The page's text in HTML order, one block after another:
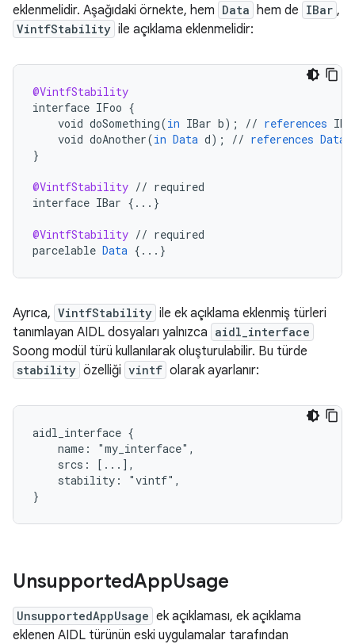
eklenmelidir. Aşağıdaki örnekte, hem Data hem de IBar ,
VintfStability ile açıklama eklenmelidir:
@VintfStability
interface IFoo {
void doSomething(in IBar b); // references
void doAnother(in Data d); // references Data
}
@VintfStability // required
interface IBar { ... }
@VintfStability // required
parcelable Data { ... }
Ayrıca, VintfStability ile ek açıklama eklenmiş türleri
tanımlayan AIDL dosyaları yalnızca aidl_interface
Soong modül türü kullanılarak oluşturulabilir. Bu türde
stability özelliği vintf olarak ayarlanır:
aidl_interface {
    name: "my_interface",
    srcs: [...],
    stability: "vintf",
UnsupportedAppUsage
UnsupportedAppUsage ek açıklaması, ek açıklama
eklenen AIDL türünün eski uygulamalar tarafından